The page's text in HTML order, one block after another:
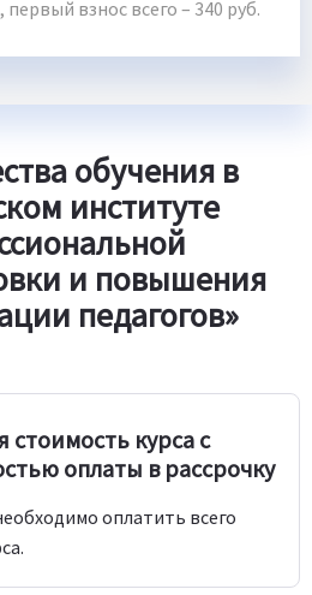
взнос всего – 340 руб.
обучения в
институте
и повышения
педагогов»
стоимость курса с
оплаты в рассрочку
оплатить всего